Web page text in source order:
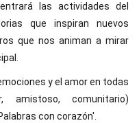
las actividades del
que inspiran nuevos
que nos animan a mirar
y el amor en todas
amistoso, comunitario)
con corazón'.